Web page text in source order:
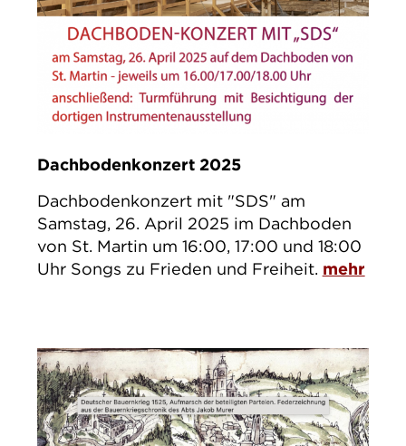
Dachbodenkonzert 2025
Dachbodenkonzert mit "SDS" am
Samstag, 26. April 2025 im Dachboden
von St. Martin um 16:00, 17:00 und 18:00
Uhr Songs zu Frieden und Freiheit. mehr